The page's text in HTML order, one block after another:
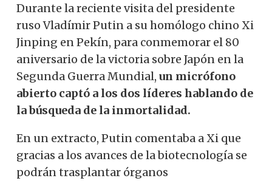
Durante la reciente visita del presidente
ruso Vladímir Putin a su homólogo chino Xi
Jinping en Pekín, para conmemorar el 80
aniversario de la victoria sobre Japón en la
Segunda Guerra Mundial, un micrófono
abierto captó a los dos líderes hablando de
la búsqueda de la inmortalidad.
En un extracto, Putin comentaba a Xi que
gracias a los avances de la biotecnología se
podrán trasplantar órganos